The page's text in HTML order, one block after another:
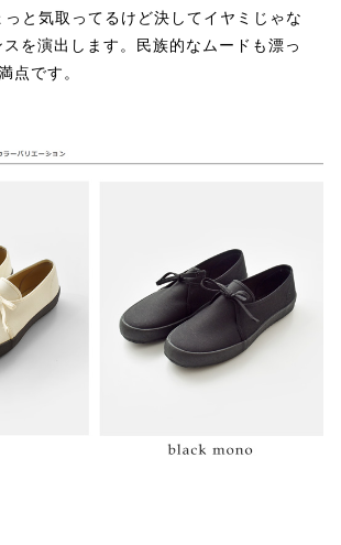
と気取ってるけど決してイヤミじゃな
を演出します。民族的なムードも漂っ
点です。